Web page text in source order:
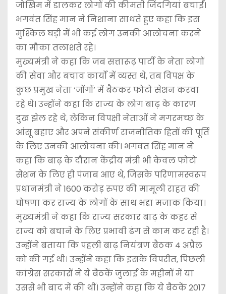
जोखिम में डालकर लोगों की कीमती जिंदगियां बचाईं।
भगवंत सिंह मान ने निशाना साधते हुए कहा कि इस
मुश्किल घड़ी में भी कई लोग उनकी आलोचना करने
का मौका तलाशते रहे।
मुख्यमंत्री ने कहा कि जब सत्तारूढ़ पार्टी के नेता लोगों
की सेवा और बचाव कार्यों में व्यस्त थे, तब विपक्ष के
कुछ प्रमुख नेता ‘जोंगों’ में बैठकर फोटो सेशन करवा
रहे थे। उन्होंने कहा कि राज्य के लोग बाढ़ के कारण
दुख झेल रहे थे, लेकिन विपक्षी नेताओं ने मगरमच्छ के
आंसू बहाए और अपने संकीर्ण राजनीतिक हितों की पूर्ति
के लिए उनकी आलोचना की। भगवंत सिंह मान ने
कहा कि बाढ़ के दौरान केंद्रीय मंत्री भी केवल फोटो
सेशन के लिए ही पंजाब आए थे, जिसके परिणामस्वरूप
प्रधानमंत्री ने 1600 करोड़ रुपए की मामूली राहत की
घोषणा कर राज्य के लोगों के साथ भद्दा मजाक किया।
मुख्यमंत्री ने कहा कि राज्य सरकार बाढ़ के कहर से
राज्य को बचाने के लिए प्रभावी ढंग से काम कर रही है।
उन्होंने बताया कि पहली बाढ़ नियंत्रण बैठक 4 अप्रैल
को की गई थी। उन्होंने कहा कि इसके विपरीत, पिछली
कांग्रेस सरकारों ने ये बैठकें जुलाई के महीनों में या
उससे भी बाद में की थीं। उन्होंने कहा कि ये बैठकें 2017